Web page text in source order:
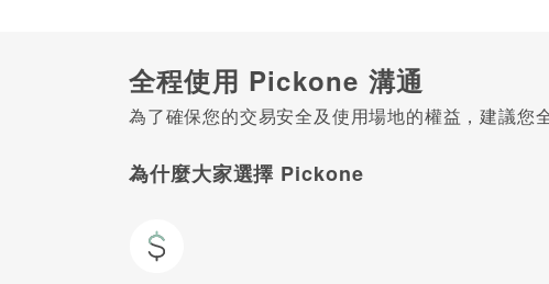
全程使用 Pickone 溝通
為了確保您的交易安全及使用場地的權益，建議您
為什麼大家選擇 Pickone